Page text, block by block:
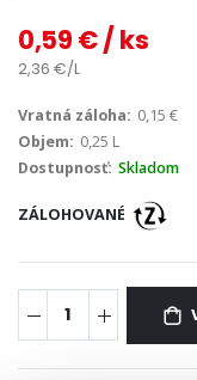
0,59 € / ks
2,36 €/L
Vratná záloha: 0,15 €
Objem: 0,25 L
Dostupnosť: Skladom
ZÁLOHOVANÉ